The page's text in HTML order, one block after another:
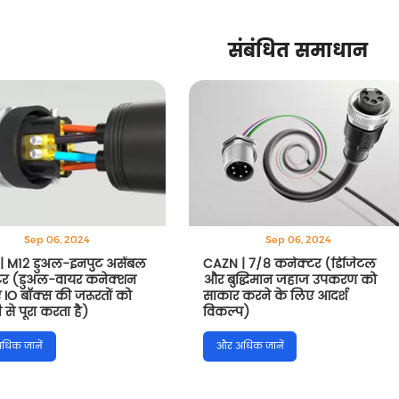
संबंधित समाधान
Sep 06, 2024
| 7/8 कनेक्टर (डिजिटल
जहाज उपकरण को
करने के लिए आदर्श
जानें
Sep 06, 2024
CAZN | M12 X ट्रांसमिशन दर
10GB/s तक पहुंच सकती है (लघु
वीडियो एक मिनट)
और अधिक जानें